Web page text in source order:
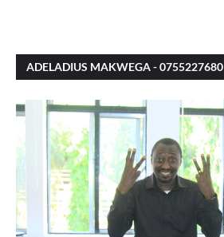
ADELADIUS MAKWEGA - 0755227680